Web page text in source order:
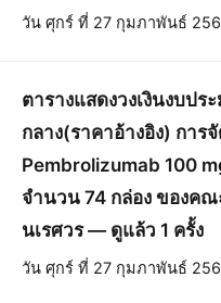
วัน ศุกร์ ที่ 27 กุมภาพันธ์
ตารางแสดงวงเงินงบป
กลาง(ราคาอ้างอิง) กา
Pembrolizumab 100
จำนวน 74 กล่อง ของค
นเรศวร — ดูแล้ว 1 ครั้ง
วัน ศุกร์ ที่ 27 กุมภาพันธ์